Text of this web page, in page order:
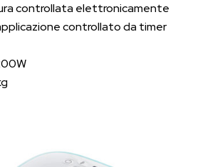
controllata elettronicamente
controllato da timer